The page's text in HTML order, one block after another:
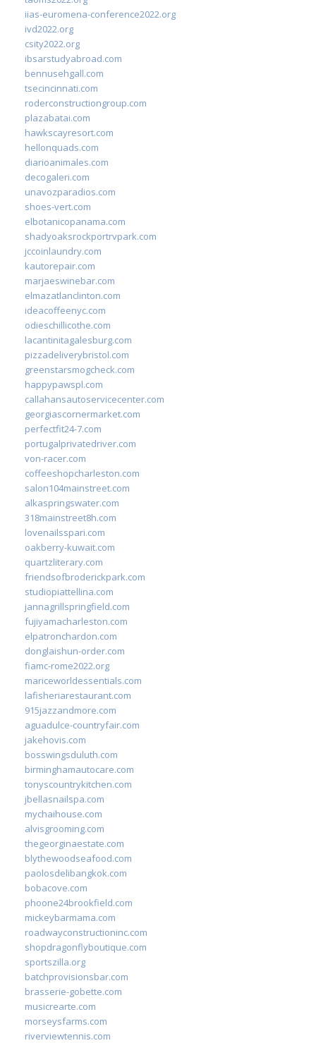
iias-euromena-conference2022.org
ivd2022.org
csity2022.org
ibsarstudyabroad.com
bennusehgall.com
tsecincinnati.com
roderconstructiongroup.com
plazabatai.com
hawkscayresort.com
hellonquads.com
diarioanimales.com
decogaleri.com
unavozparadios.com
shoes-vert.com
elbotanicopanama.com
shadyoaksrockportrvpark.com
jccoinlaundry.com
kautorepair.com
marjaeswinebar.com
elmazatlanclinton.com
ideacoffeenyc.com
odieschillicothe.com
lacantinitagalesburg.com
pizzadeliverybristol.com
greenstarsmogcheck.com
happypawspl.com
callahansautoservicecenter.com
georgiascornermarket.com
perfectfit24-7.com
portugalprivatedriver.com
von-racer.com
coffeeshopcharleston.com
salon104mainstreet.com
alkaspringswater.com
318mainstreet8h.com
lovenailsspari.com
oakberry-kuwait.com
quartzliterary.com
friendsofbroderickpark.com
studiopiattellina.com
jannagrillspringfield.com
fujiyamacharleston.com
elpatronchardon.com
donglaishun-order.com
fiamc-rome2022.org
mariceworldessentials.com
lafisheriarestaurant.com
915jazzandmore.com
aguadulce-countryfair.com
jakehovis.com
bosswingsduluth.com
birminghamautocare.com
tonyscountrykitchen.com
jbellasnailspa.com
mychaihouse.com
alvisgrooming.com
thegeorginaestate.com
blythewoodseafood.com
paolosdelibangkok.com
bobacove.com
phoone24brookfield.com
mickeybarmama.com
roadwayconstructioninc.com
shopdragonflyboutique.com
sportszilla.org
batchprovisionsbar.com
brasserie-gobette.com
musicrearte.com
morseysfarms.com
riverviewtennis.com